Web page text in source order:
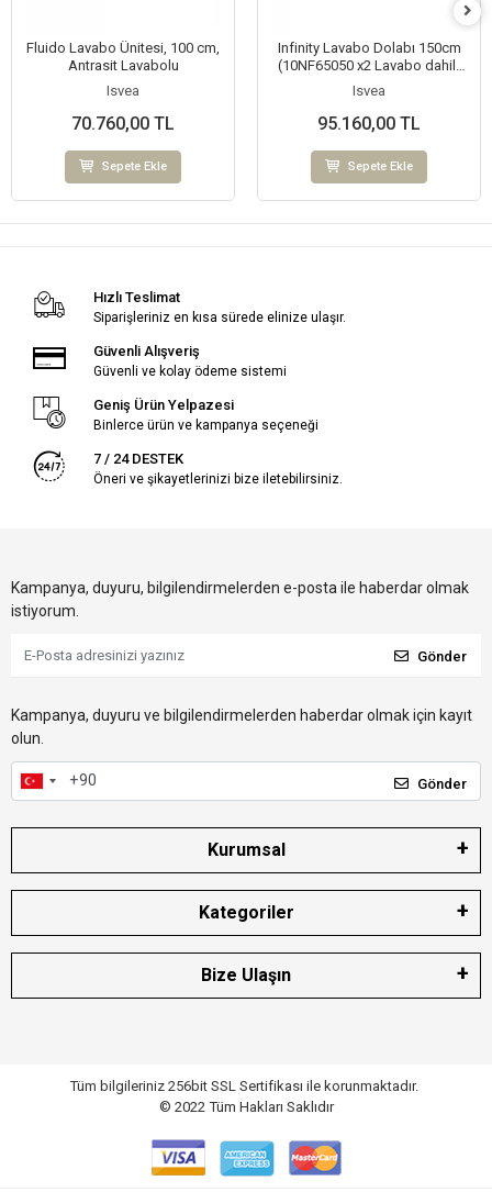
Fluido Lavabo Ünitesi, 100 cm,
Antrasit Lavabolu
Isvea
70.760,00 TL
Sepete Ekle
Infinity Lavabo Dolabı 150cm
(10NF65050 x2 Lavabo dahil)
Krem
Isvea
95.160,00 TL
Sepete Ekle
Hızlı Teslimat
Siparişleriniz en kısa sürede elinize ulaşır.
Güvenli Alışveriş
Güvenli ve kolay ödeme sistemi
Geniş Ürün Yelpazesi
Binlerce ürün ve kampanya seçeneği
7 / 24 DESTEK
Öneri ve şikayetlerinizi bize iletebilirsiniz.
Kampanya, duyuru, bilgilendirmelerden e-posta ile haberdar olmak
istiyorum.
Gönder
Kampanya, duyuru ve bilgilendirmelerden haberdar olmak için kayıt
olun.
Gönder
Kurumsal
Kategoriler
Bize Ulaşın
Tüm bilgileriniz 256bit SSL Sertifikası ile korunmaktadır.
© 2022 Tüm Hakları Saklıdır